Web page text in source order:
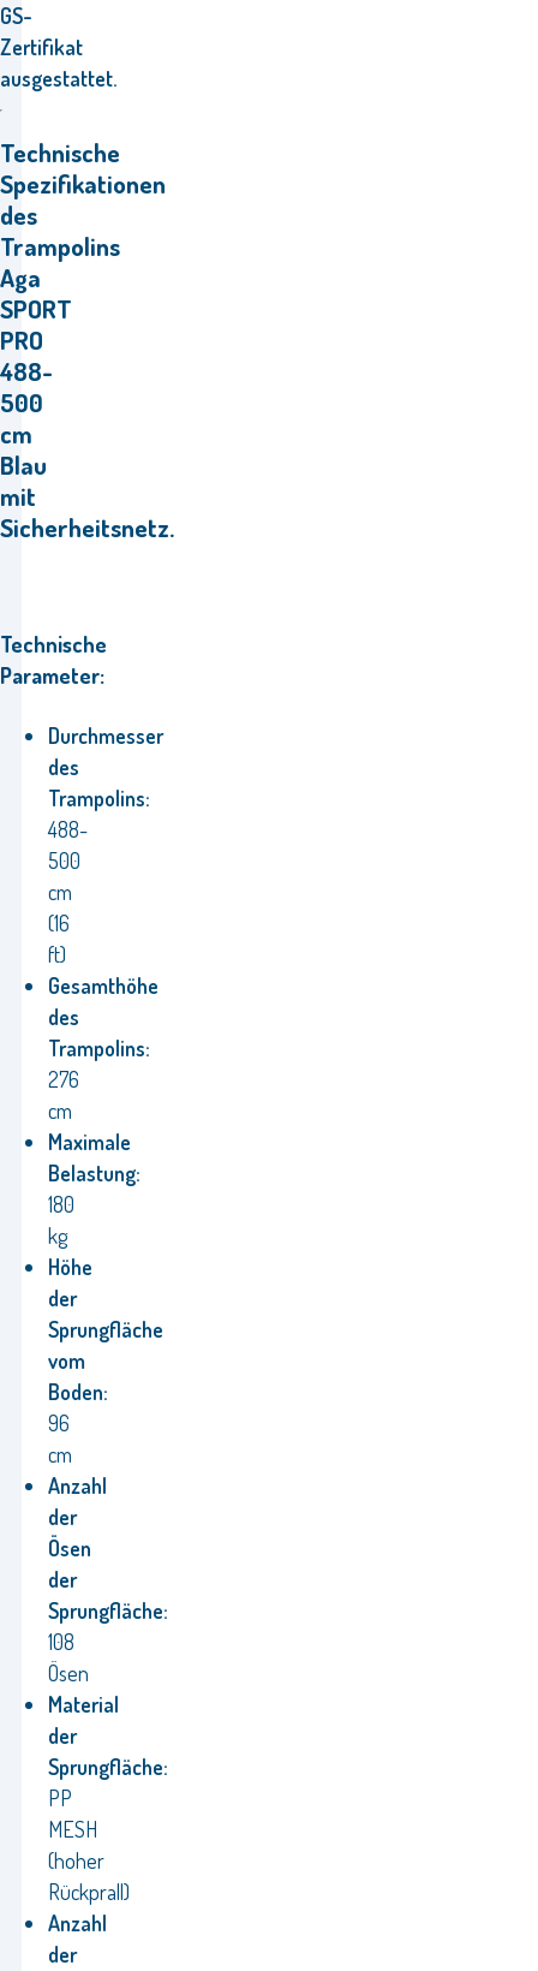
GS-
Zertifikat
ausgestattet.
Technische
Spezifikationen
des
Trampolins
Aga
SPORT
PRO
488-
500
cm
Blau
mit
Sicherheitsnetz.
Technische
Parameter:
Durchmesser
des
Trampolins:
488-
500
cm
(16
ft)
Gesamthöhe
des
Trampolins:
276
cm
Maximale
Belastung:
180
kg
Höhe
der
Sprungfläche
vom
Boden:
96
cm
Anzahl
der
Ösen
der
Sprungfläche:
108
Ösen
Material
der
Sprungfläche:
PP
MESH
(hoher
Rückprall)
Anzahl
der